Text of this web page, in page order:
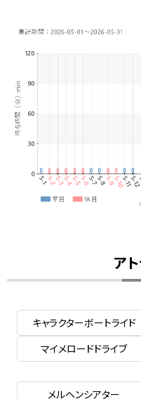
ア
キャラクターボートライド
マイメロードドライブ
メルヘンシアター